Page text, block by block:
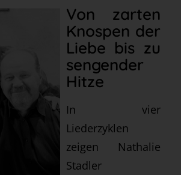
Von zarten
Knospen der
Liebe bis zu
sengender
Hitze
In vier
Liederzyklen
zeigen Nathalie
Stadler